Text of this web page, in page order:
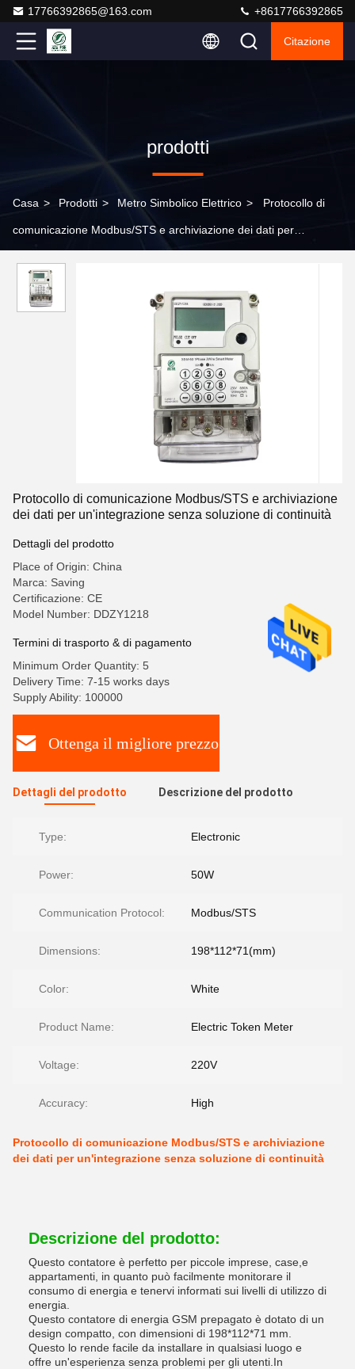
17766392865@163.com +8617766392865
Citazione
prodotti
Casa > Prodotti > Metro Simbolico Elettrico > Protocollo di
comunicazione Modbus/STS e archiviazione dei dati per
Protocollo di comunicazione Modbus/STS e archiviazione
dei dati per un'integrazione senza soluzione di continuità
Dettagli del prodotto
Place of Origin: China
Marca: Saving
Certificazione: CE
Model Number: DDZY1218
Termini di trasporto & di pagamento
Minimum Order Quantity: 5
Delivery Time: 7-15 works days
Supply Ability: 100000
Ottenga il migliore prezzo
Dettagli del prodotto Descrizione del prodotto
Type: Electronic
Power: 50W
Communication Protocol: Modbus/STS
Dimensions: 198*112*71(mm)
Color: White
Product Name: Electric Token Meter
Voltage: 220V
Accuracy: High
Protocollo di comunicazione Modbus/STS e archiviazione
dei dati per un'integrazione senza soluzione di continuità
Descrizione del prodotto:
Questo contatore è perfetto per piccole imprese, case,e
appartamenti, in quanto può facilmente monitorare il
consumo di energia e tenervi informati sui livelli di utilizzo di
energia.
Questo contatore di energia GSM prepagato è dotato di un
design compatto, con dimensioni di 198*112*71 mm.
Questo lo rende facile da installare in qualsiasi luogo e
offre un'esperienza senza problemi per gli utenti.In